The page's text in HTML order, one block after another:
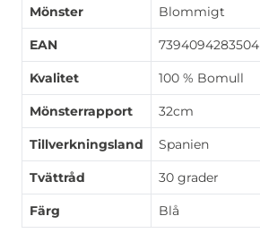
Mönster Blommigt
EAN 7394094283504
Kvalitet 100 % Bomull
Mönsterrapport 32cm
Tillverkningsland Spanien
Tvättråd 30 grader
Färg Blå